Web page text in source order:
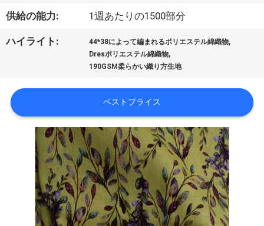
場
旅
品
質
供給の能力: 1週あたりの1500部分
ハイライト: 44*38によって編まれるポリエステル綿織物,
Dresポリエステル綿織物,
190GSM柔らかい織り方生地
ベストプライス